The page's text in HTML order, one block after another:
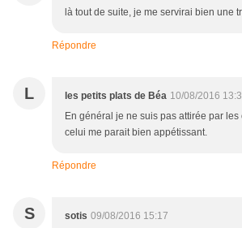
là tout de suite, je me servirai bien une
Répondre
L les petits plats de Béa 10/08/2016
En général je ne suis pas attirée par
celui me parait bien appétissant.
Répondre
S sotis 09/08/2016 15:17